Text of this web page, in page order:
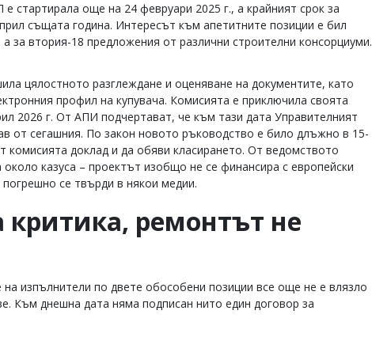
още на 24 февруари 2025 г., а крайният срок за
същата година. Интересът към апетитните позиции е бил
за втория-18 предложения от различни строителни консорциуми.
цялостното разглеждане и оценяване на документите, като
профил на купувача. Комисията е приключила своята
2026 г. От АПИ подчертават, че към тази дата Управителният
от сегашния. По закон новото ръководство е било длъжно в 15-
комисията доклад и да обяви класирането. От ведомството
казуса – проектът изобщо не се финансира с европейски
се твърди в някои медии.
критика, ремонтът не
изпълнители по двете обособени позиции все още не е влязло
Към днешна дата няма подписан нито един договор за